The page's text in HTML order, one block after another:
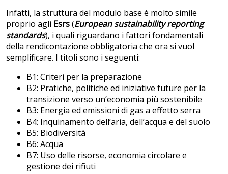
Infatti, la struttura del modulo base è molto simile
proprio agli Esrs(European sustainability reporting
standards), i quali riguardano i fattori fondamentali
della rendicontazione obbligatoria che ora si vuol
semplificare. I titoli sono i seguenti:
B1: Criteri per la preparazione
B2: Pratiche, politiche ed iniziative future per la
transizione verso un’economia più sostenibile
B3: Energia ed emissioni di gas a effetto serra
B4: Inquinamento dell’aria, dell’acqua e del suolo
B5: Biodiversità
B6: Acqua
B7: Uso delle risorse, economia circolare e
gestione dei rifiuti